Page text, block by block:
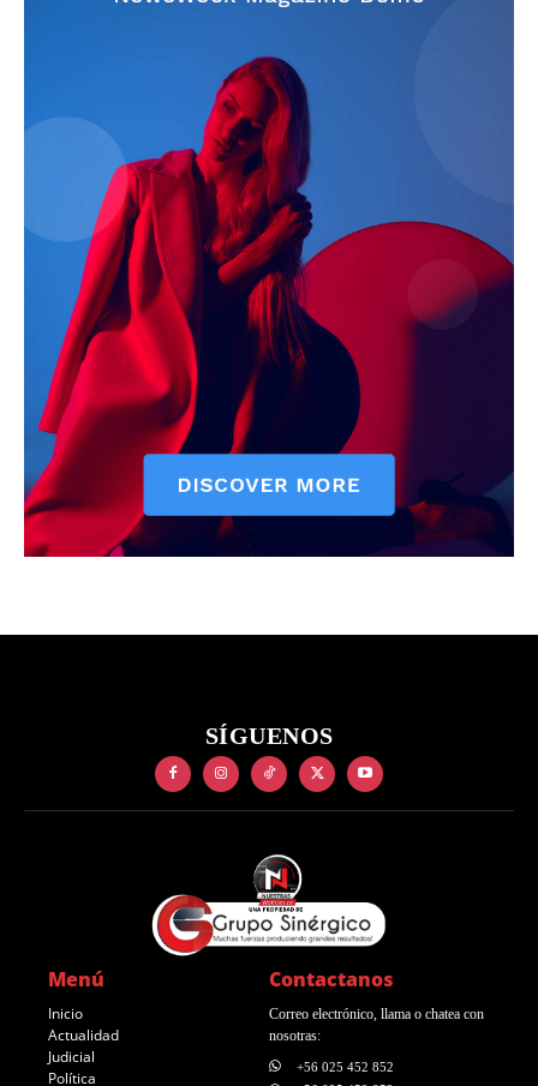
SÍGUENOS
Menú
Inicio
Actualidad
Judicial
Política
Contactanos
Correo electrónico, llama o chatea con
nosotras:
+56 025 452 852